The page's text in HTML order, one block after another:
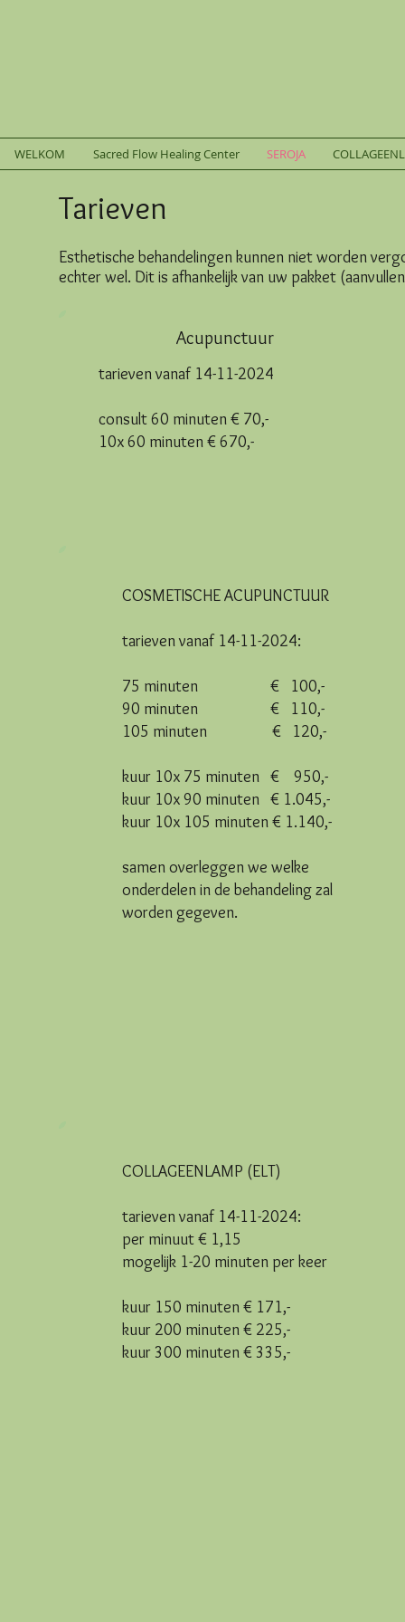
WELKOM Sacred Flow Healing Center SEROJA
Tarieven
Esthetische behandelingen kunnen niet worden
echter wel. Dit is afhankelijk van uw pakket
Acupunctuur
tarieven vanaf 14-11-2024
consult 60 minuten € 70,-
10x 60 minuten € 670,-
COSMETISCHE ACUPUNCTUUR
tarieven vanaf 14-11-2024:
75 minuten € 100,-
90 minuten € 110,-
105 minuten € 120,-
kuur 10x 75 minuten € 950,-
kuur 10x 90 minuten € 1.045,-
kuur 10x 105 minuten € 1.140,-
samen overleggen we welke
onderdelen in de behandeling zal
worden gegeven.
COLLAGEENLAMP (ELT)
tarieven vanaf 14-11-2024:
per minuut € 1,15
mogelijk 1-20 minuten per keer
kuur 150 minuten € 171,-
kuur 200 minuten € 225,-
kuur 300 minuten € 335,-